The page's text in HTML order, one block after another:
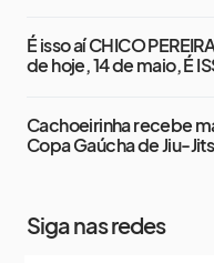
É isso aí CHICO
de hoje, 14 de maio, É
Cachoeirinha recebe
Copa Gaúcha de Jiu-
Siga nas redes